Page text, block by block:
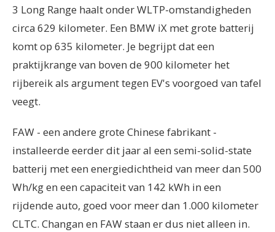
3 Long Range haalt onder WLTP-omstandigheden
circa 629 kilometer. Een BMW iX met grote batterij
komt op 635 kilometer. Je begrijpt dat een
praktijkrange van boven de 900 kilometer het
rijbereik als argument tegen EV's voorgoed van tafel
veegt.
FAW - een andere grote Chinese fabrikant -
installeerde eerder dit jaar al een semi-solid-state
batterij met een energiedichtheid van meer dan 500
Wh/kg en een capaciteit van 142 kWh in een
rijdende auto, goed voor meer dan 1.000 kilometer
CLTC. Changan en FAW staan er dus niet alleen in.